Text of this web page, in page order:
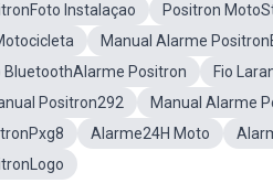
Instalaçao Positron
Manual Alarme
BluetoothAlarme Positron
Fio
Positron292 Manual Alarme
Alarme24H Moto